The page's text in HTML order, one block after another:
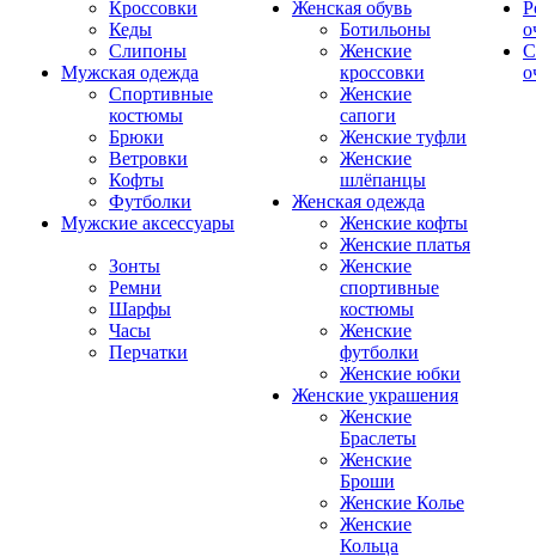
Кроссовки
Кеды
Слипоны
Мужская одежда
Спортивные
костюмы
Брюки
Ветровки
Кофты
Футболки
Мужские аксессуары
Зонты
Ремни
Шарфы
Часы
Перчатки
Женская обувь
Ботильоны
Женские
кроссовки
Женские
сапоги
Женские туфли
Женские
шлёпанцы
Женская одежда
Женские кофты
Женские платья
Женские
спортивные
костюмы
Женские
футболки
Женские юбки
Женские украшения
Женские
Браслеты
Женские
Броши
Женские Колье
Женские
Кольца